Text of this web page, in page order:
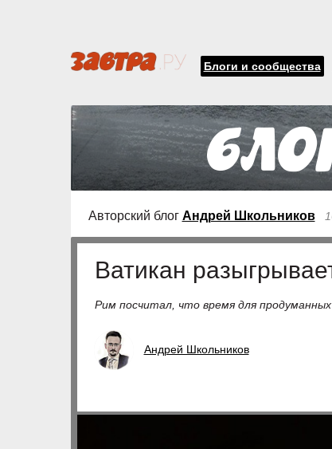
Блоги и сообщества
Авторский блог Андрей Школьников
Ватикан
Рим посчитал, что время для
Андрей Школьников